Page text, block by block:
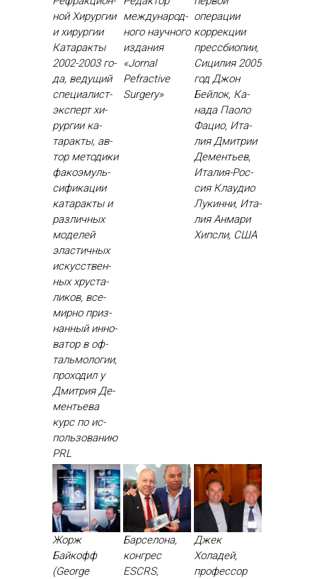
ной Хи­рур­гии
и хи­рур­гии
Ка­тарак­ты
2002-2003 го­
да, ве­дущий
спе­ци­алист-
эк­сперт хи­
рур­гии ка­
тарак­ты, ав­
тор ме­тоди­ки
фа­ко­эмуль­
си­фика­ции
ка­тарак­ты и
раз­личных
мо­делей
элас­тичных
ис­кусс­твен­
ных хрус­та­
ликов, все­
мир­но приз­
нанный ин­но­
ватор в оф­
таль­мо­логии,
про­ходил у
Дмит­рия Де­
менть­ева
курс по ис­
поль­зо­ванию
PRL
меж­ду­народ­
но­го на­уч­но­го
из­да­ния
«Jornal
Рefractive
Surgery»
операции
коррекции
прессбиопии,
Сицилия 2005
год Джон
Бей­лок, Ка­
нада Па­оло
Фа­цио, Ита­
лия Дмит­рии
Де­менть­ев,
Ита­лия-Рос­
сия Кла­удио
Лу­кин­ни, Ита­
лия Ан­ма­ри
Хип­сли, США
Жорж
Байкофф
(George
Барселона,
конгрес
ESCRS,
Джек
Холадей,
профессор